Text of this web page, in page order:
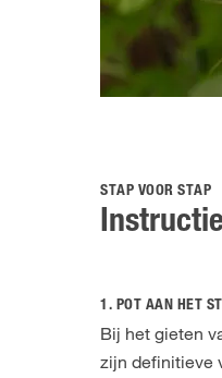
STAP VOOR STAP
1. POT AAN HET
Bij het gieten
zijn definitieve